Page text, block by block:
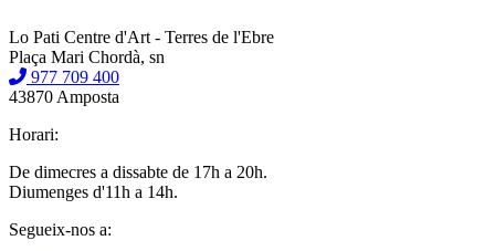
Lo Pati Centre d'Art - Terres de l'Ebre
Plaça Mari Chordà, sn
977 709 400
43870 Amposta
Horari:
De dimecres a dissabte de 17h a 20h.
Diumenges d'11h a 14h.
Segueix-nos a: